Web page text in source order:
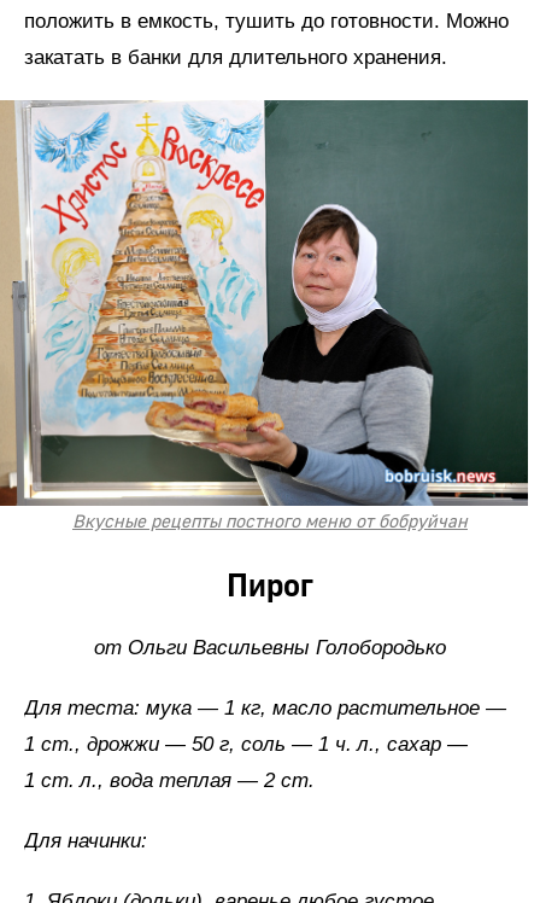
положить в емкость, тушить до готовности. Можно
закатать в банки для длительного хранения.
Вкусные рецепты постного меню от бобруйчан
Пирог
от Ольги Васильевны Голобородько
Для теста: мука — 1 кг, масло растительное —
1 ст., дрожжи — 50 г, соль — 1 ч. л., сахар —
1 ст. л., вода теплая — 2ст.
Для начинки: